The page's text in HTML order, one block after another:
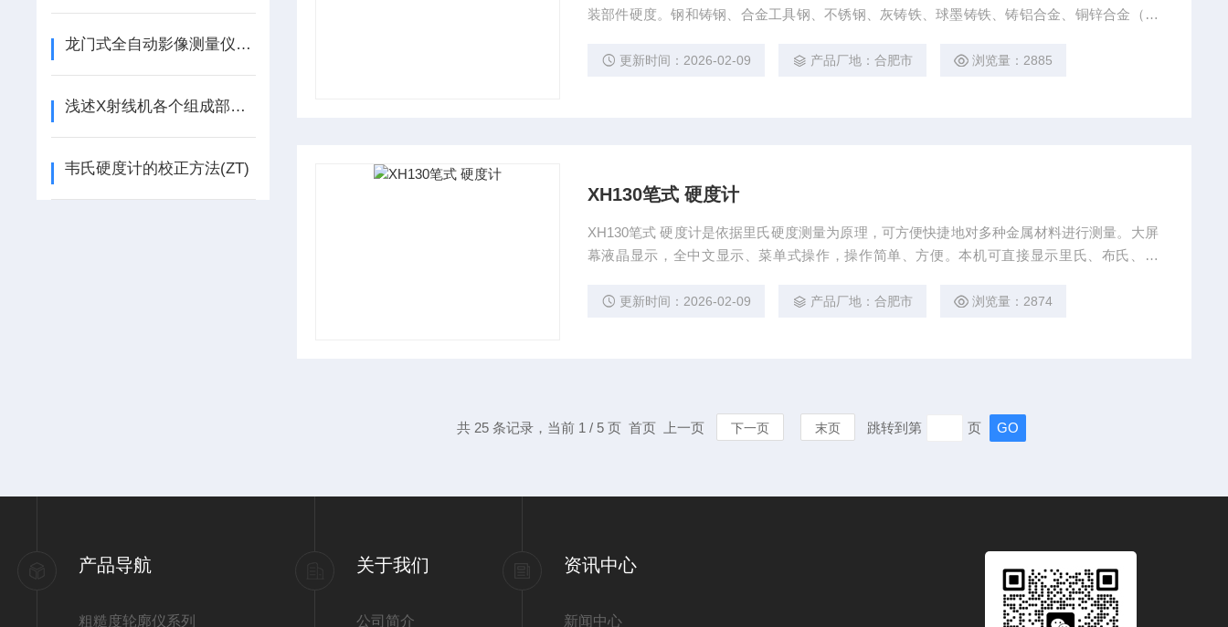
龙门式全自动影像测量仪的使用与维护
浅述X射线机各个组成部件所起到的作用
韦氏硬度计的校正方法(ZT)
装部件硬度。钢和铸钢、合金工具钢、不锈钢、灰铸铁、球墨铸铁、铸铝合金、铜锌合金（黄
更新时间：2026-02-09 产品厂地：合肥市 浏览量：2885
XH130笔式 硬度计
XH130笔式 硬度计是依据里氏硬度测量为原理，可方便快捷地对多种金属材料进行测量。大屏
幕液晶显示，全中文显示、菜单式操作，操作简单、方便。本机可直接显示里氏、布氏、洛
更新时间：2026-02-09 产品厂地：合肥市 浏览量：2874
共 25 条记录，当前 1 / 5 页 首页 上一页 下一页 末页 跳转到第 页
产品导航
粗糙度轮廓仪系列
关于我们
公司简介
资讯中心
新闻中心